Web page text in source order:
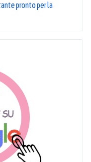
pronto per la